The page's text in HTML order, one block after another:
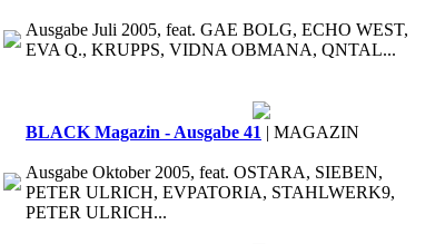
Ausgabe Juli 2005, feat. GAE BOLG, ECHO WEST,
EVA Q., KRUPPS, VIDNA OBMANA, QNTAL...
BLACK Magazin - Ausgabe 41 | MAGAZIN
Ausgabe Oktober 2005, feat. OSTARA, SIEBEN,
PETER ULRICH, EVPATORIA, STAHLWERK9,
PETER ULRICH...